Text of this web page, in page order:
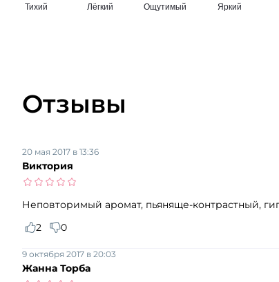
Отзывы
Виктория
20 мая 2017 в 13:36
Неповторимый аромат, пьяняще-контрастный,
2
0
Жанна Торба
9 октября 2017 в 20:03